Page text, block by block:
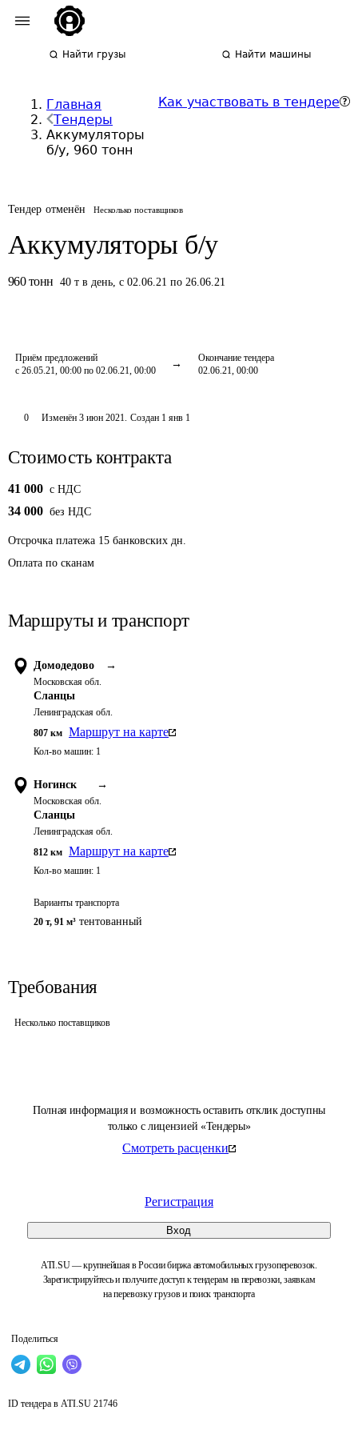
Найти грузы Найти машины
Главная
Тендеры
Аккумуляторы
б/у, 960 тонн
Как участвовать в тендере
Тендер отменён Несколько поставщиков
Аккумуляторы б/у
960 тонн 40 т в день, с 02.06.21 по 26.06.21
Приём предложений
с 26.05.21, 00:00 по 02.06.21, 00:00
Окончание тендера
02.06.21, 00:00
Полная информация и возможность оставить отклик доступны
только с лицензией «Тендеры»
Смотреть расценки
Регистрация
Вход
ATI.SU — крупнейшая в России биржа автомобильных грузоперевозок.
Зарегистрируйтесь и получите доступ к тендерам на перевозки, заявкам
на перевозку грузов и поиск транспорта
Поделиться
0 Изменён 3 июн 2021. Создан 1 янв 1
Стоимость контракта
41 000 c НДС
34 000 без НДС
Отсрочка платежа 15 банковских дн.
Оплата по сканам
Маршруты и транспорт
Домодедово →
Московская обл.
Сланцы
Ленинградская обл.
807 км Маршрут на карте
Кол-во машин: 1
Ногинск →
Московская обл.
Сланцы
Ленинградская обл.
812 км Маршрут на карте
Кол-во машин: 1
Варианты транспорта
20 т, 91 м³ тентованный
Требования
Несколько поставщиков
ID тендера в ATI.SU 21746